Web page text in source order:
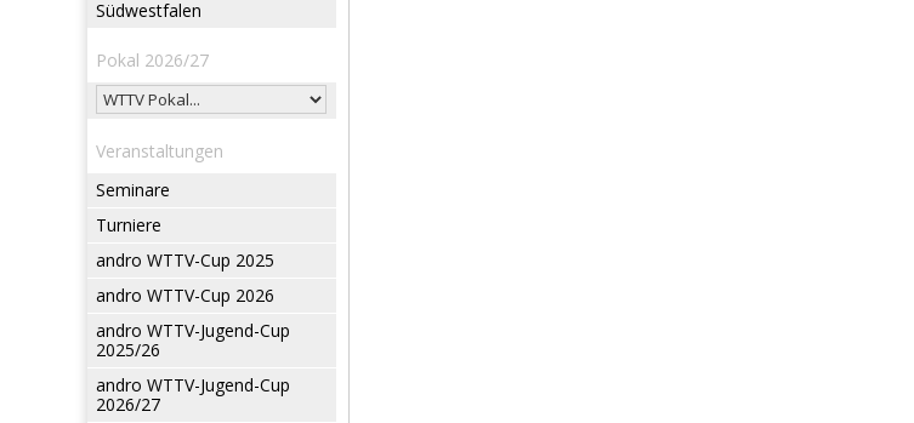
Südwestfalen
Pokal 2026/27
Veranstaltungen
Seminare
Turniere
andro WTTV-Cup 2025
andro WTTV-Cup 2026
andro WTTV-Jugend-Cup
2025/26
andro WTTV-Jugend-Cup
2026/27